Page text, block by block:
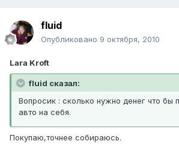
fluid
Опубликовано 9 октября, 2010
Lara Kroft
fluid сказал:
Вопросик : сколько нужно денег что бы
авто на себя.
Покупаю,точнее собираюсь.